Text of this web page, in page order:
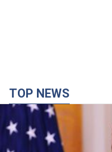
TOP NEWS